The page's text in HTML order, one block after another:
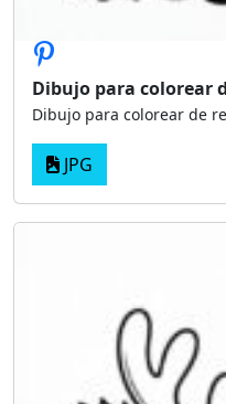
Dibujo para colorear
Dibujo para colorear de
JPG